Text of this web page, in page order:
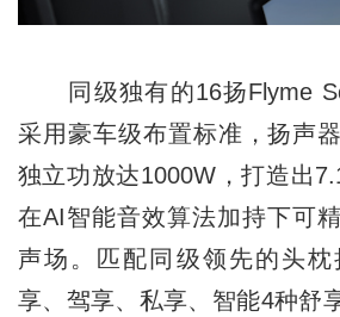
同级独有的16扬Flyme
采用豪车级布置标准，扬声
独立功放达1000W，打造出
在AI智能音效算法加持下可
声场。匹配同级领先的头
享、驾享、私享、智能4种舒